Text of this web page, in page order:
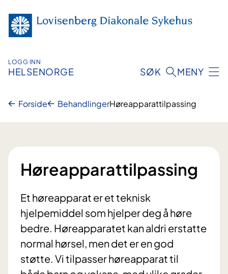
innhold
LOGG INN
HELSENORGE SØK MENY
Forside BehandlingerHøreapparattilpassing
Høreapparattilpassing
Et høreapparat er et teknisk
hjelpemiddel som hjelper deg å høre
bedre. Høreapparatet kan aldri erstatte
normal hørsel, men det er en god
støtte. Vi tilpasser høreapparat til